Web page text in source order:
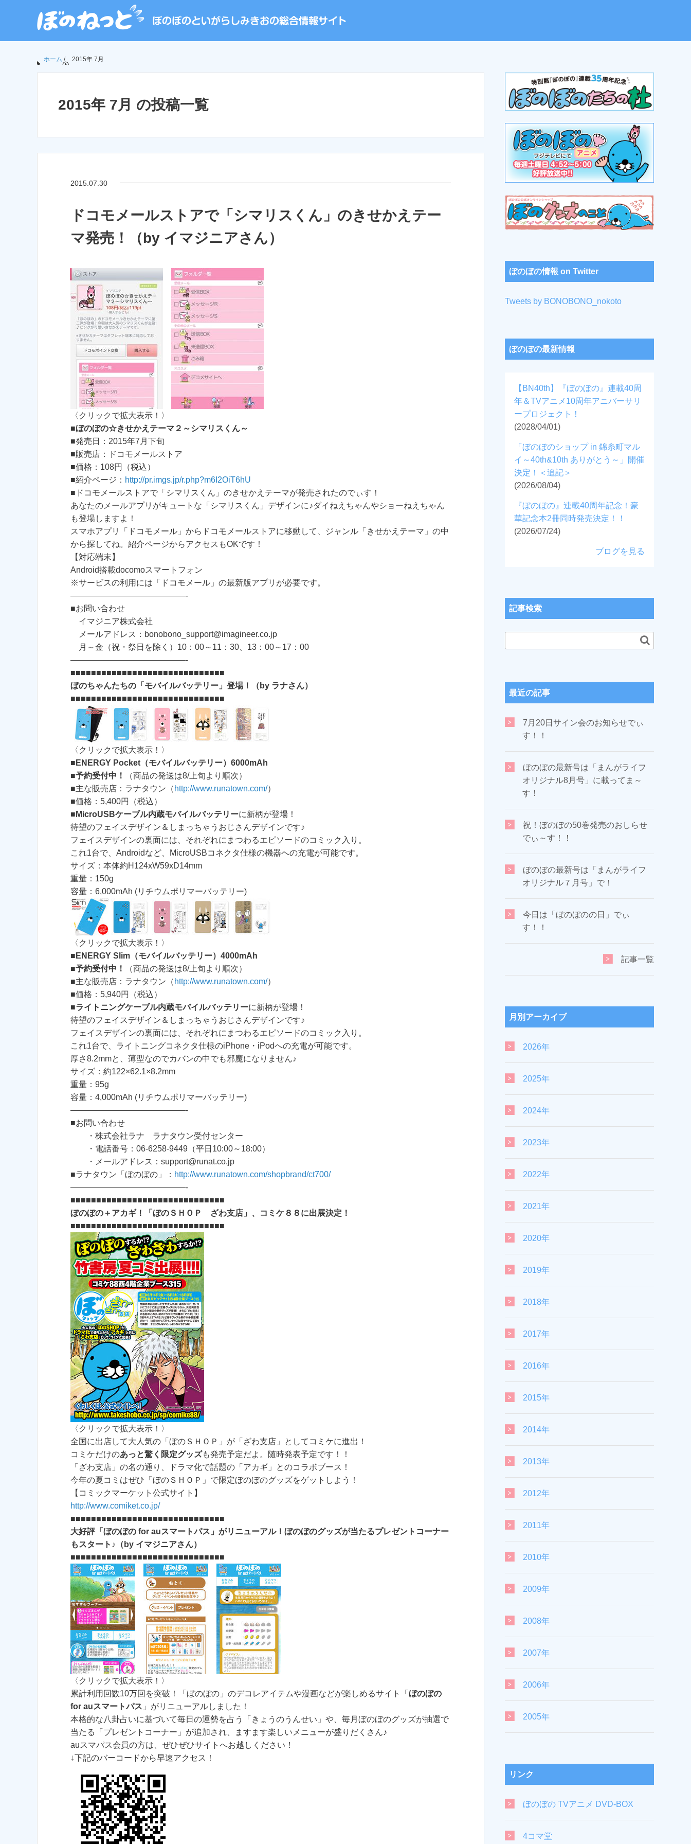
ホーム / 2015年 7月
2015年 7月 の投稿一覧
2015.07.30
ドコモメールストアで「シマリスくん」のきせかえテー
マ発売！（by イマジニアさん）
〈クリックで拡大表示！〉
■ぼのぼの☆きせかえテーマ２～シマリスくん～
■発売日：2015年7月下旬
■販売店：ドコモメールストア
■価格：108円（税込）
■紹介ページ： http://pr.imgs.jp/r.php?m6I2OiT6hU
■ドコモメールストアで「シマリスくん」のきせかえテーマが発売されたのでぃす！
あなたのメールアプリがキュートな「シマリスくん」デザインに♪ダイねえちゃんやショーねえちゃん
も登場しますよ！
スマホアプリ「ドコモメール」からドコモメールストアに移動して、ジャンル「きせかえテーマ」の中
から探してね。紹介ページからアクセスもOKです！
【対応端末】
Android搭載docomoスマートフォン
※サービスの利用には「ドコモメール」の最新版アプリが必要です。
——————————————-
■お問い合わせ
イマジニア株式会社
メールアドレス：bonobono_support@imagineer.co.jp
月～金（祝・祭日を除く）10：00～11：30、13：00～17：00
——————————————-
■■■■■■■■■■■■■■■■■■■■■■■■■■■■■■
ぼのちゃんたちの「モバイルバッテリー」登場！（by ラナさん）
■■■■■■■■■■■■■■■■■■■■■■■■■■■■■■
〈クリックで拡大表示！〉
■ ENERGY Pocket（モバイルバッテリー）6000mAh
■予約受付中！
（商品の発送は8/上旬より順次）
■主な販売店：ラナタウン（ http://www.runatown.com/）
■価格：5,400円（税込）
■ MicroUSBケーブル内蔵モバイルバッテリーに新柄が登場！
待望のフェイスデザイン＆しまっちゃうおじさんデザインです♪
フェイスデザインの裏面には、それぞれにまつわるエピソードのコミック入り。
これ1台で、Androidなど、MicroUSBコネクタ仕様の機器への充電が可能です。
サイズ：本体約H124xW59xD14mm
重量：150g
容量：6,000mAh (リチウムポリマーバッテリー)
〈クリックで拡大表示！〉
■ ENERGY Slim（モバイルバッテリー）4000mAh
■予約受付中！
（商品の発送は8/上旬より順次）
■主な販売店：ラナタウン（ http://www.runatown.com/）
■価格：5,940円（税込）
■ライトニングケーブル内蔵モバイルバッテリーに新柄が登場！
待望のフェイスデザイン＆しまっちゃうおじさんデザインです♪
フェイスデザインの裏面には、それぞれにまつわるエピソードのコミック入り。
これ1台で、ライトニングコネクタ仕様のiPhone・iPodへの充電が可能です。
厚さ8.2mmと、薄型なのでカバンの中でも邪魔になりません♪
サイズ：約122×62.1×8.2mm
重量：95g
容量：4,000mAh (リチウムポリマーバッテリー)
——————————————-
■お問い合わせ
・株式会社ラナ ラナタウン受付センター
・電話番号：06-6258-9449（平日10:00～18:00）
・メールアドレス：support@runat.co.jp
■ラナタウン「ぼのぼの」： http://www.runatown.com/shopbrand/ct700/
——————————————-
■■■■■■■■■■■■■■■■■■■■■■■■■■■■■■
ぼのぼの＋アカギ！「ぼのＳＨＯＰ ざわ支店」、コミケ８８に出展決定！
■■■■■■■■■■■■■■■■■■■■■■■■■■■■■■
〈クリックで拡大表示！〉
全国に出店して大人気の「ぼのＳＨＯＰ」が「ざわ支店」としてコミケに進出！
コミケだけのあっと驚く限定グッズも発売予定だよ。随時発表予定です！！
「ざわ支店」の名の通り、ドラマ化で話題の「アカギ」とのコラボブース！
今年の夏コミはぜひ「ぼのＳＨＯＰ」で限定ぼのぼのグッズをゲットしよう！
【コミックマーケット公式サイト】
http://www.comiket.co.jp/
■■■■■■■■■■■■■■■■■■■■■■■■■■■■■■
大好評「ぼのぼの for auスマートパス」がリニューアル！ぼのぼのグッズが当たるプレゼントコーナー
もスタート♪（by イマジニアさん）
■■■■■■■■■■■■■■■■■■■■■■■■■■■■■■
〈クリックで拡大表示！〉
累計利用回数10万回を突破！「ぼのぼの」のデコレアイテムや漫画などが楽しめるサイト「 ぼのぼの
for auスマートパス 」がリニューアルしました！
本格的な八卦占いに基づいて毎日の運勢を占う「きょうのうんせい」や、毎月ぼのぼのグッズが抽選で
当たる「プレゼントコーナー」が追加され、ますます楽しいメニューが盛りだくさん♪
auスマパス会員の方は、ぜひぜひサイトへお越しください！
↓下記のバーコードから早速アクセス！
ぼのぼの情報 on Twitter
Tweets by BONOBONO_nokoto
ぼのぼの最新情報
【BN40th】『ぼのぼの』連載40周
年＆TVアニメ10周年アニバーサリ
ープロジェクト！
(2028/04/01)
「ぼのぼのショップ in 錦糸町マル
イ～40th&10th ありがとう～」開催
決定！＜追記＞
(2026/08/04)
『ぼのぼの』連載40周年記念！豪
華記念本2冊同時発売決定！！
(2026/07/24)
ブログを見る
記事検索
最近の記事
7月20日サイン会のお知らせでぃ
す！！
ぼのぼの最新号は「まんがライフ
オリジナル8月号」に載ってま～
す！
祝！ぼのぼの50巻発売のおしらせ
でぃ～す！！
ぼのぼの最新号は「まんがライフ
オリジナル７月号」で！
今日は「ぼのぼのの日」でぃ
す！！
記事一覧
月別アーカイブ
2026年
2025年
2024年
2023年
2022年
2021年
2020年
2019年
2018年
2017年
2016年
2015年
2014年
2013年
2012年
2011年
2010年
2009年
2008年
2007年
2006年
2005年
リンク
ぼのぼの TVアニメ DVD-BOX
4コマ堂